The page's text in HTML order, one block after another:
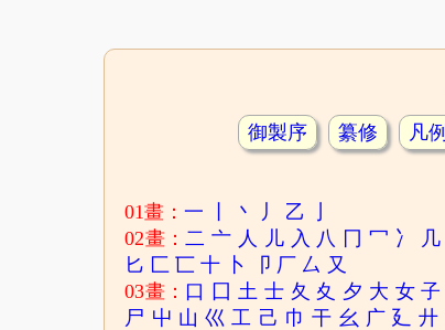
御製序 纂修 凡例
01畫：一 丶 丿 乙
02畫：二 亠 人 儿 入 八 冂 冖 冫 几
匕 匚 匸 十 卜 卩 厂 厶 又
03畫： 口 囗 土 士 夂 夊 夕 大 女 子
尸 屮 山 巛 工 己 巾 干 幺 广 廴 廾